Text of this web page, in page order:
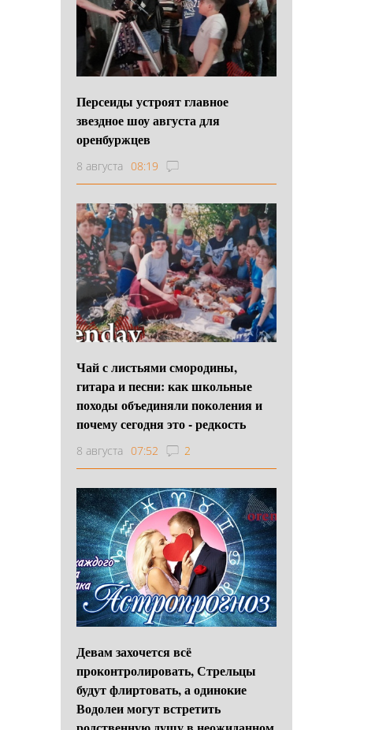
Персеиды устроят главное
звездное шоу августа для
оренбуржцев
8 августа 08:19
Чай с листьями смородины,
гитара и песни: как школьные
походы объединяли поколения и
почему сегодня это - редкость
8 августа 07:52 2
Девам захочется всё
проконтролировать, Стрельцы
будут флиртовать, а одинокие
Водолеи могут встретить